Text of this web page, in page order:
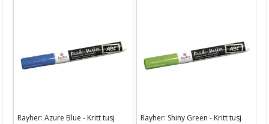
Rayher: Azure Blue - Kritt tusj Rayher: Shiny Green - Kritt tusj